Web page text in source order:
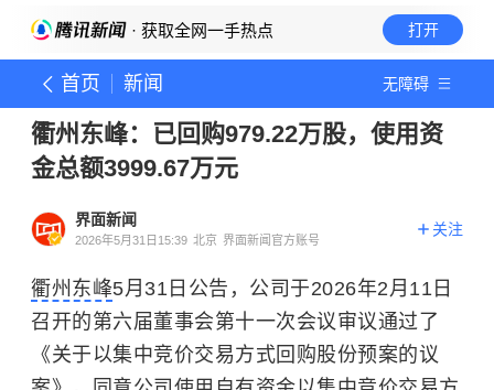
· 获取全网一手热点 打开
首页 新闻 无障碍
衢州东峰：已回购979.22万股，使用资
金总额3999.67万元
界面新闻
2026年5月31日15:39 北京 界面新闻官方账号
关注
衢州东峰5月31日公告，公司于2026年2月11日
召开的第六届董事会第十一次会议审议通过了
《关于以集中竞价交易方式回购股份预案的议